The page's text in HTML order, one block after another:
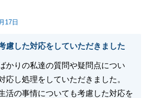
お願いいたします。
閉じる
17日
慮した対応をしていただきました
かりの私達の質問や疑問点につい
応し処理をしていただきました。
活の事情についても考慮した対応を